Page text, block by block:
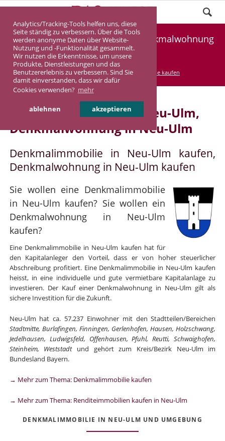
Analytics/Tracking-Tools helfen uns, diese
Seite ständig zu verbessern. Über die Tools
werden anonyme Daten über Website-
Nutzung und -Funktionalität gesammelt.
Wir nutzen die Erkenntnisse, um unsere
Produkte, Dienstleistungen und das
Benutzererlebnis zu verbessern. Sind Sie
damit einverstanden, dass wir dafür
Cookies verwenden? mehr
ablehnen akzeptieren
Denkmalimmobilie Neu-Ulm, Denkmalwohnung
Neu-Ulm
DASINVEST Service Denkmalimmobilie kaufen
Denkmalimmobilie in Neu-Ulm,
Denkmalwohnung in Neu-Ulm
Denkmalimmobilie in Neu-Ulm kaufen,
Denkmalwohnung in Neu-Ulm kaufen
Sie wollen eine Denkmalimmobilie
in Neu-Ulm kaufen? Sie wollen ein
Denkmalwohnung in Neu-Ulm
kaufen?
Eine Denkmalimmobilie in Neu-Ulm kaufen hat für
den Kapitalanleger den Vorteil, dass er von hoher steuerlicher
Abschreibung profitiert. Eine Denkmalimmobilie in Neu-Ulm kaufen
heisst, in eine individuelle und gute vermietbare Kapitalanlage zu
investieren. Der Kauf einer Denkmalwohnung in Neu-Ulm gilt als
sichere Investition für die Zukunft.
Neu-Ulm hat ca. 57.237 Einwohner mit den Stadtteilen/Bereichen
Stadtmitte, Burlafingen, Finningen, Gerlenhofen, Hausen, Holzschwang,
Jedelhausen, Ludwigsfeld, Offenhausen, Pfuhl, Reutti, Schwaighofen,
Steinheim, Weststadtund gehört zum Kreis/Bezirk Neu-Ulm im
Bundesland Bayern.
→ Mehr zum Thema: Denkmalimmobilie kaufen
→ Mehr zum Thema: Renditeimmobilien kaufen in Neu-Ulm
DENKMALIMMOBILIE IN NEU-ULM UND UMGEBUNG